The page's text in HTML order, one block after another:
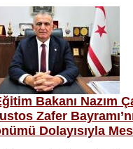
Bakanı Nazım
Zafer
Dolayısıyla